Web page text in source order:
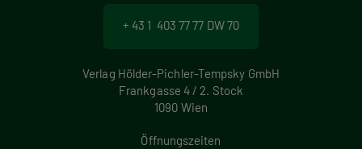
+ 43 1 403 77 77 DW 70
Verlag Hölder-Pichler-Tempsky GmbH
Frankgasse 4 / 2. Stock
1090 Wien
Öffnungszeiten